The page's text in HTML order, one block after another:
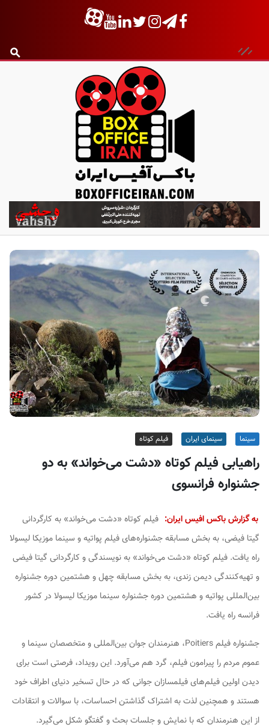
ب
ا
ک
س
آ
ف
ی
ا
ی
ا
ن
سینما سینمای ایران فیلم کوتاه
راهیابی فیلم کوتاه «دشت می‌خواند» به دو
جشنواره فرانسوی
به گزارش باکس افیس ایران: فیلم کوتاه «دشت می‌خواند» به کارگردانی
گیتا فیضی، به بخش مسابقه جشنواره‌های فیلم پواتیه و سینما موزیکا لیسولا
راه یافت. فیلم کوتاه «دشت می‌خواند» به نویسندگی و کارگردانی گیتا فیضی
و تهیه‌کنندگی دیمن زندی، به بخش مسابقه چهل و هشتمین دوره جشنواره
بین‌المللی پواتیه و هشتمین دوره جشنواره سینما موزیکا لیسولا در کشور
فرانسه راه یافت.
جشنواره فیلم Poitiers، هنرمندان جوان بین‌المللی و متخصصان سینما و
عموم مردم را پیرامون فیلم، گرد هم می‌آورد. این رویداد، فرصتی است برای
دیدن اولین فیلم‌های فیلمسازان جوانی که در حال تسخیر دنیای اطراف خود
هستند و همچنین لذت به اشتراک گذاشتن احساسات، با سوالات و انتقادات
از این هنرمندان که با نمایش و جلسات بحث و گفتگو شکل می‌گیرد.